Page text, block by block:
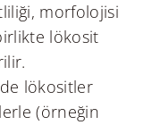
morfolojisi
lökosit
lökositler
(örneğin